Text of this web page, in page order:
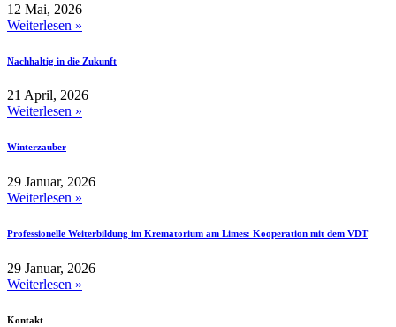
12 Mai, 2026
Weiterlesen »
Nachhaltig in die Zukunft
21 April, 2026
Weiterlesen »
Winterzauber
29 Januar, 2026
Weiterlesen »
Professionelle Weiterbildung im Krematorium am Limes: Kooperation mit dem VDT
29 Januar, 2026
Weiterlesen »
Kontakt